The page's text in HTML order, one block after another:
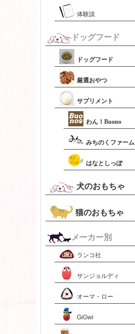
体験談
ドッグフード
ドッグフード
厳選おやつ
サプリメント
わん！Buono
みちのくファーム
はなとしっぽ
犬のおもちゃ
猫のおもちゃ
メーカー別
ランコ社
サンジョルディ
オーマ・ロー
GiGwi